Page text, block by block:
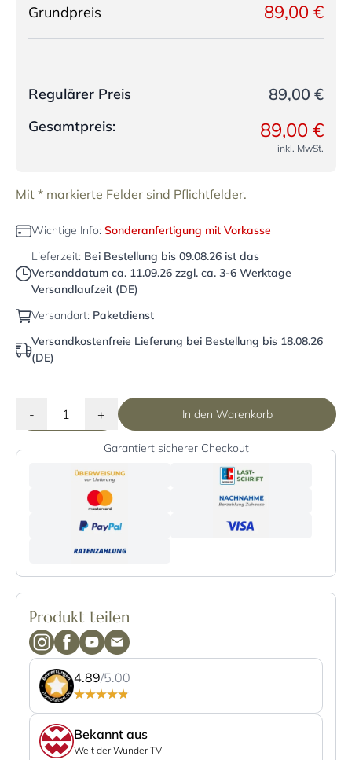
Grundpreis
89,00 €
Regulärer Preis 89,00 €
Gesamtpreis: 89,00 €
inkl. MwSt.
Mit * markierte Felder sind Pflichtfelder.
Wichtige Info: Sonderanfertigung mit Vorkasse
Lieferzeit: Bei Bestellung bis 09.08.26 ist das
Versanddatum ca. 11.09.26 zzgl. ca. 3-6 Werktage
Versandlaufzeit (DE)
Versandart: Paketdienst
Versandkostenfreie Lieferung bei Bestellung bis 18.08.26
(DE)
- + In den Warenkorb
Garantiert sicherer Checkout
Produkt teilen
4.89/5.00
Bekannt aus
Welt der Wunder TV